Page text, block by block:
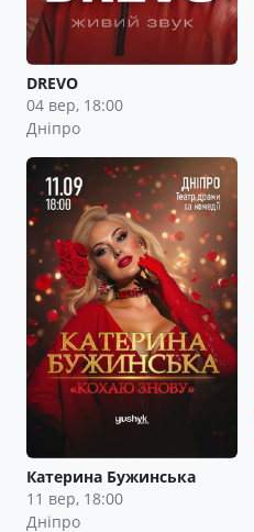
DREVO
04 вер, 18:00
Дніпро
Катерина Бужинська
11 вер, 18:00
Дніпро